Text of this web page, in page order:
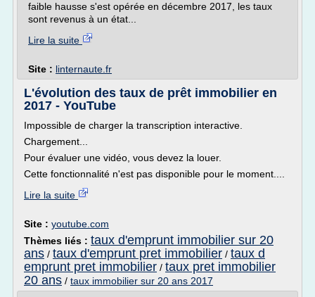
faible hausse s'est opérée en décembre 2017, les taux
sont revenus à un état...
Lire la suite
Site : linternaute.fr
L'évolution des taux de prêt immobilier en
2017 - YouTube
Impossible de charger la transcription interactive.
Chargement...
Pour évaluer une vidéo, vous devez la louer.
Cette fonctionnalité n'est pas disponible pour le moment....
Lire la suite
Site : youtube.com
Thèmes liés : taux d'emprunt immobilier sur 20
ans / taux d'emprunt pret immobilier / taux d
emprunt pret immobilier / taux pret immobilier
20 ans / taux immobilier sur 20 ans 2017